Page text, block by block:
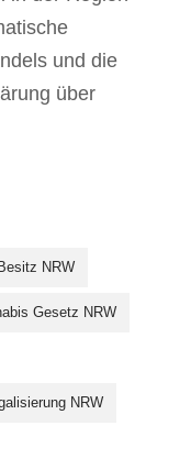
und die
über
NRW
Gesetz NRW
NRW